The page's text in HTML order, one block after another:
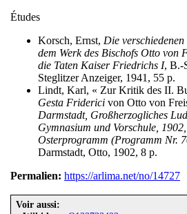
Études
Korsch, Ernst, Die
dem Werk des Bischofs Otto von
die Taten Kaiser Friedrichs I, B.-
Steglitzer Anzeiger, 1941, 55 p.
Lindt, Karl, « Zur Kritik des II.
Gesta Friderici von Otto von
Darmstadt, Großherzogliches
Gymnasium und Vorschule,
Osterprogramm (Programm Nr.
Darmstadt, Otto, 1902, 8 p.
Permalien: https://arlima.net/no/14727
Voir aussi: